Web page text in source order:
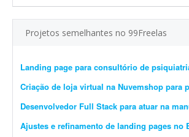
Projetos semelhantes no 99Freelas
Landing page para consultório de
Ajustes e refinamento de landing pages no